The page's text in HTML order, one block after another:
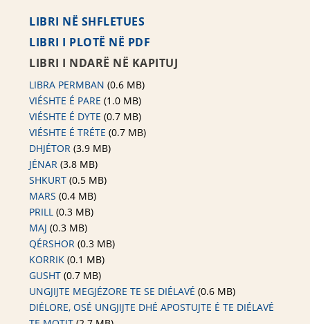
LIBRI NË SHFLETUES
LIBRI I PLOTË NË PDF
LIBRI I NDARË NË KAPITUJ
LIBRA PERMBAN (0.6 MB)
VIÉSHTE É PARE (1.0 MB)
VIÉSHTE É DYTE (0.7 MB)
VIÉSHTE É TRÉTE (0.7 MB)
DHJÉTOR (3.9 MB)
JÉNAR (3.8 MB)
SHKURT (0.5 MB)
MARS (0.4 MB)
PRILL (0.3 MB)
MAJ (0.3 MB)
QÉRSHOR (0.3 MB)
KORRIK (0.1 MB)
GUSHT (0.7 MB)
UNGJIJTE MEGJÉZORE TE SE DIÉLAVÉ (0.6 MB)
DIÉLORE, OSÉ UNGJIJTE DHÉ APOSTUJTE É TE DIÉLAVÉ